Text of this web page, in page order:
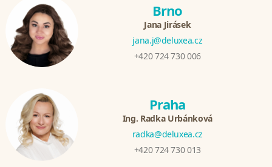
Brno
Jana Jirásek
jana.j@deluxea.cz
+420 724 730 006
Praha
Ing. Radka Urbánková
radka@deluxea.cz
+420 724 730 013